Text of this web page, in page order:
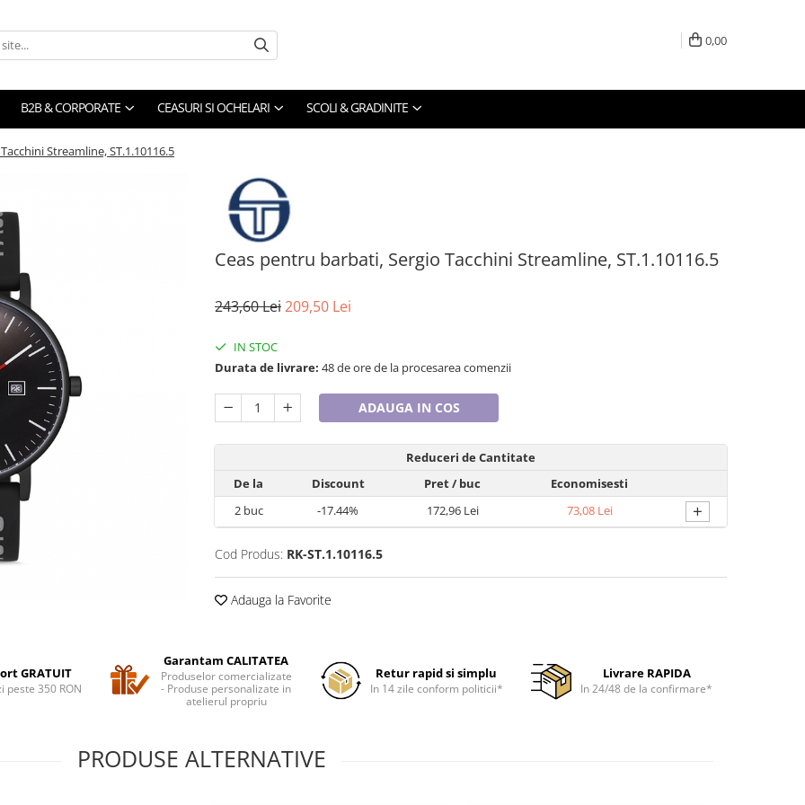
0,00
B2B & CORPORATE CEASURI SI OCHELARI SCOLI & GRADINITE
Streamline, ST.1.10116.5
Ceas pentru barbati, Sergio Tacchini Streamline, ST.1.10116.5
243,60 Lei209,50 Lei
IN STOC
Durata de livrare: 48 de ore de la procesarea comenzii
ADAUGA IN COS
Reduceri de Cantitate
De la
Discount Pret/ buc
Economisesti
2buc -17.44% 172,96 Lei 73,08 Lei +
Cod Produs: RK-ST.1.10116.5
Adauga la Favorite
GRATUIT
peste 350 RON
Garantam CALITATEA
Produselor comercializate
- Produse personalizate in
atelierul propriu
Retur rapid si simplu
In 14 zile conform politicii*
Livrare RAPIDA
In 24/48 de la confirmare*
PRODUSE ALTERNATIVE